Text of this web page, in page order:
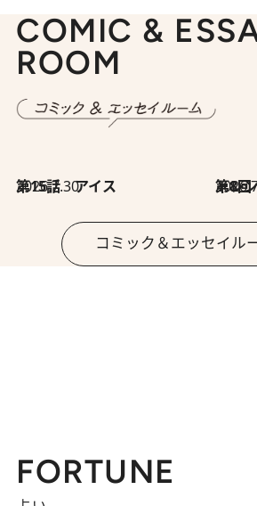
COMIC &
ROOM
2026.7.30
第15話 アイス 第8回「同人
コミック＆エッセイル
FORTUNE